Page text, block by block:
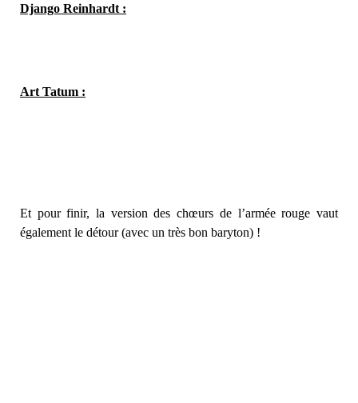
Django Reinhardt :
Art Tatum :
Et pour finir, la version des chœurs de l’armée rouge vaut
également le détour (avec un très bon baryton) !